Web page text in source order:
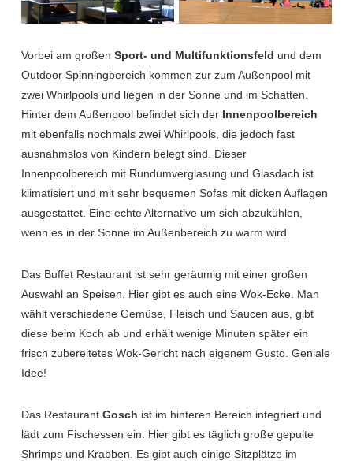
Vorbei am großen Sport- und Multifunktionsfeld und dem
Outdoor Spinningbereich kommen zur zum Außenpool mit
zwei Whirlpools und liegen in der Sonne und im Schatten.
Hinter dem Außenpool befindet sich der Innenpoolbereich
mit ebenfalls nochmals zwei Whirlpools, die jedoch fast
ausnahmslos von Kindern belegt sind. Dieser
Innenpoolbereich mit Rundumverglasung und Glasdach ist
klimatisiert und mit sehr bequemen Sofas mit dicken Auflagen
ausgestattet. Eine echte Alternative um sich abzukühlen,
wenn es in der Sonne im Außenbereich zu warm wird.
Das Buffet Restaurant ist sehr geräumig mit einer großen
Auswahl an Speisen. Hier gibt es auch eine Wok-Ecke. Man
wählt verschiedene Gemüse, Fleisch und Saucen aus, gibt
diese beim Koch ab und erhält wenige Minuten später ein
frisch zubereitetes Wok-Gericht nach eigenem Gusto. Geniale
Idee!
Das Restaurant Gosch ist im hinteren Bereich integriert und
lädt zum Fischessen ein. Hier gibt es täglich große gepulte
Shrimps und Krabben. Es gibt auch einige Sitzplätze im